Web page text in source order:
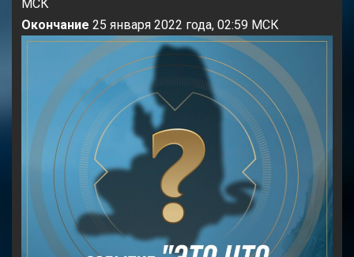
МСК
Окончание 25 января 2022 года, 02:59 МСК